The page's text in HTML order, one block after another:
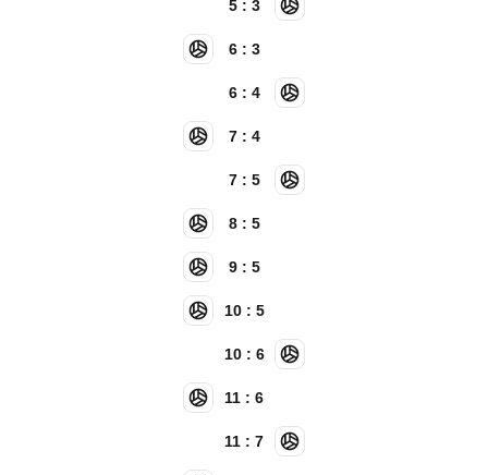
5 : 3
6 : 3
6 : 4
7 : 4
7 : 5
8 : 5
9 : 5
10 : 5
10 : 6
11 : 6
11 : 7